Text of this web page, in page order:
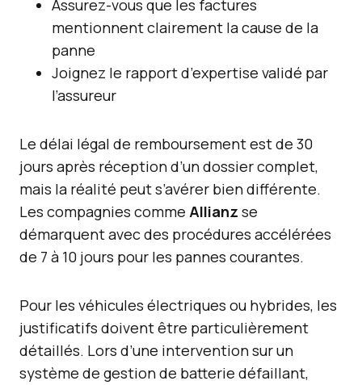
Assurez-vous que les factures
mentionnent clairement la cause de la
panne
Joignez le rapport d’expertise validé par
l’assureur
Le délai légal de remboursement est de 30
jours après réception d’un dossier complet,
mais la réalité peut s’avérer bien différente.
Les compagnies comme Allianz se
démarquent avec des procédures accélérées
de 7 à 10 jours pour les pannes courantes.
Pour les véhicules électriques ou hybrides, les
justificatifs doivent être particulièrement
détaillés. Lors d’une intervention sur un
système de gestion de batterie défaillant,